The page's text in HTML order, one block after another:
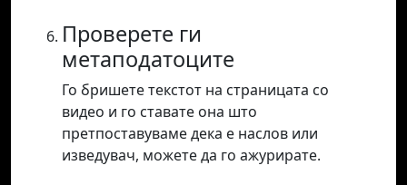
Проверете ги
метаподатоците
Го бришете текстот на страницата со
видео и го ставате она што
претпоставуваме дека е наслов или
изведувач, можете да го ажурирате.